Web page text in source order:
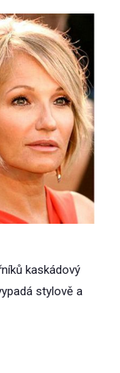
kaskádový
stylově a